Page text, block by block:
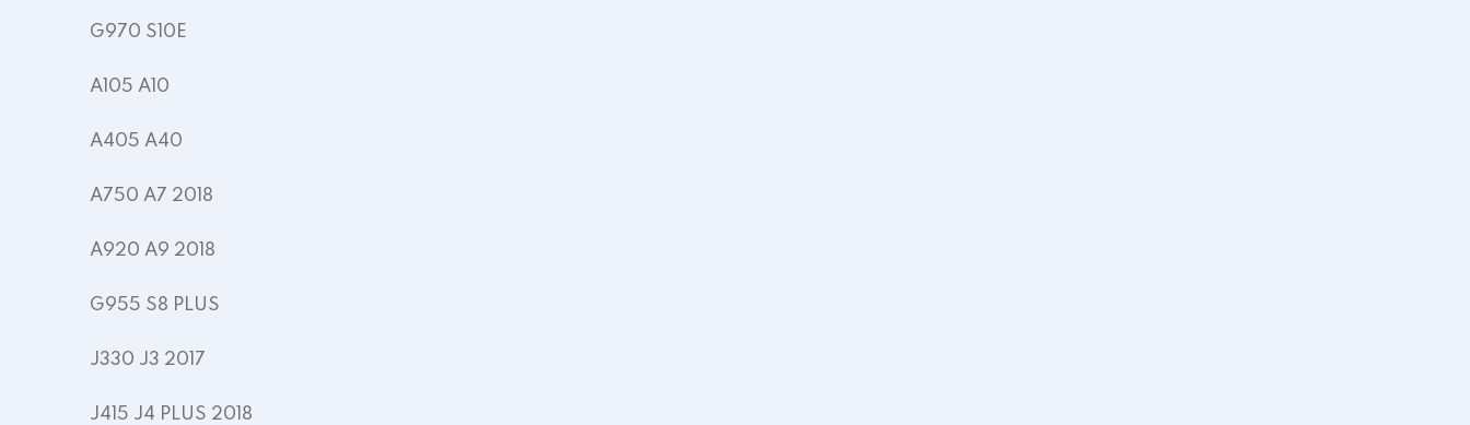
G970 S10E
A105 A10
A405 A40
A750 A7 2018
A920 A9 2018
G955 S8 PLUS
J330 J3 2017
J415 J4 PLUS 2018